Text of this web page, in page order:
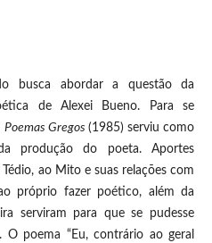
busca abordar a questão da
de Alexei Bueno. Para se
Poemas Gregos (1985) serviu como
produção do poeta. Aportes
ao Mito e suas relações com
próprio fazer poético, além da
serviram para que se pudesse
poema “Eu, contrário ao geral